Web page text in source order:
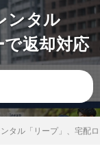
ンタル
で返却対応
タル「リープ」、宅配